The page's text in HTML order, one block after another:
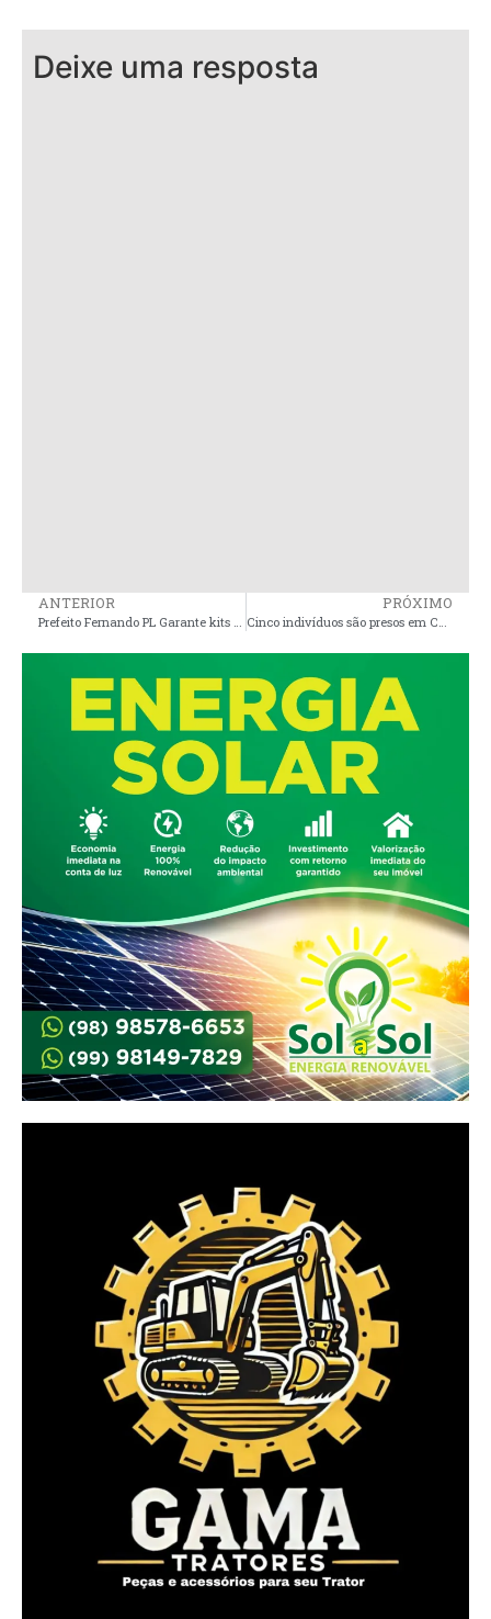
Deixe uma resposta
ANTERIOR
Prefeito Fernando PL Garante kits de higiene e Fraudas para creches municipais em Nunes Freire
PRÓXIMO
Cinco indivíduos são presos em Cururupu por tráfico de drogas